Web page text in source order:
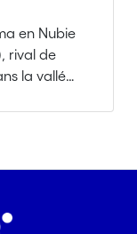
en Nubie
rival de
la vallée
est